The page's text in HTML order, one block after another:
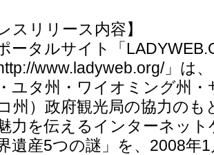
スリリース内容】
ータルサイト「
www.ladyweb.org/」は
ユタ州・ワイオミング州
州）政府観光局の協力の
力を伝えるインターネッ
遺産5つの謎」を、2008年